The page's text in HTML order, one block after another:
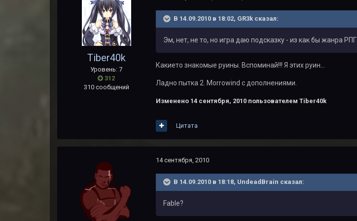
Tiber40k
Уровень: 7
312
310 сообщений
В 14.09.2010 в 18:02, GR3k сказал:
Эм, нет, не то, но игра даю подсказку - из как бы жанра РПГ.
Какието знакомые руины. Вспоминай!!! Я этих руин...
Ладно пытка 2. Morrowind с дополнениями.
Изменено 14 сентября, 2010пользователем Tiber40k
Цитата
14 сентября, 2010
В 14.09.2010 в 18:18, UndeadBrain сказал:
Fable?